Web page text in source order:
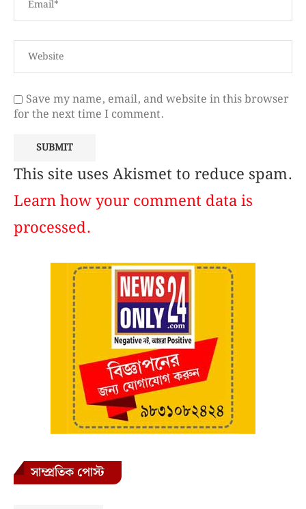
Save my name, email, and website in this browser
for the next time I comment.
This site uses Akismet to reduce spam.
Learn how your comment data is
processed.
সাম্প্রতিক পোস্ট